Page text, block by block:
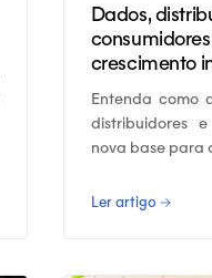
Dados,
crescimento
Entenda como
distribuidores
nova base para
Ler artigo →